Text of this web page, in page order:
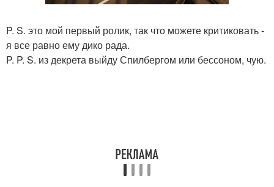
P. S. это мой первый ролик, так что можете критиковать -
я все равно ему дико рада.
P. P. S. из декрета выйду Спилбергом или бессоном, чую.